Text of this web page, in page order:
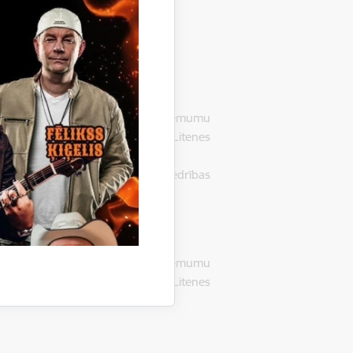
LV-4401, pieņēmusi lēmumu
attīstība Gulbenes novada Litenes
atzīt par uzvarētāju pilnsabiedrības
LV-4401, pieņēmusi lēmumu
attīstība Gulbenes novada Litenes